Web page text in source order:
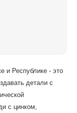
и Республике - это
детали с
с цинком,